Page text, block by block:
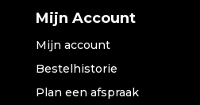
Mijn Account
Mijn account
Bestelhistorie
Plan een afspraak